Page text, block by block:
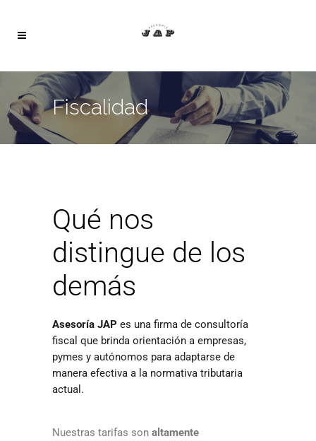
Fiscalidad
Qué nos
distingue de los
demás
Asesoría JAP es una firma de consultoría
fiscal que brinda orientación a empresas,
pymes y autónomos para adaptarse de
manera efectiva a la normativa tributaria
actual.
Nuestras tarifas son altamente